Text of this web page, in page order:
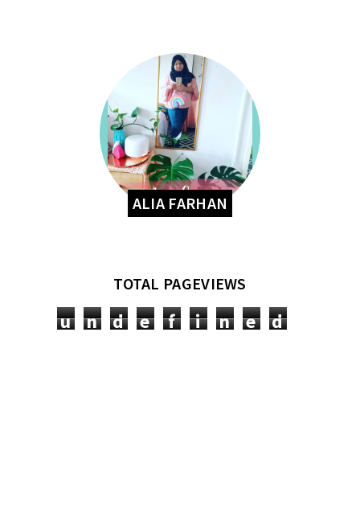
ALIA FARHAN
TOTAL PAGEVIEWS
u n d e f i n e d